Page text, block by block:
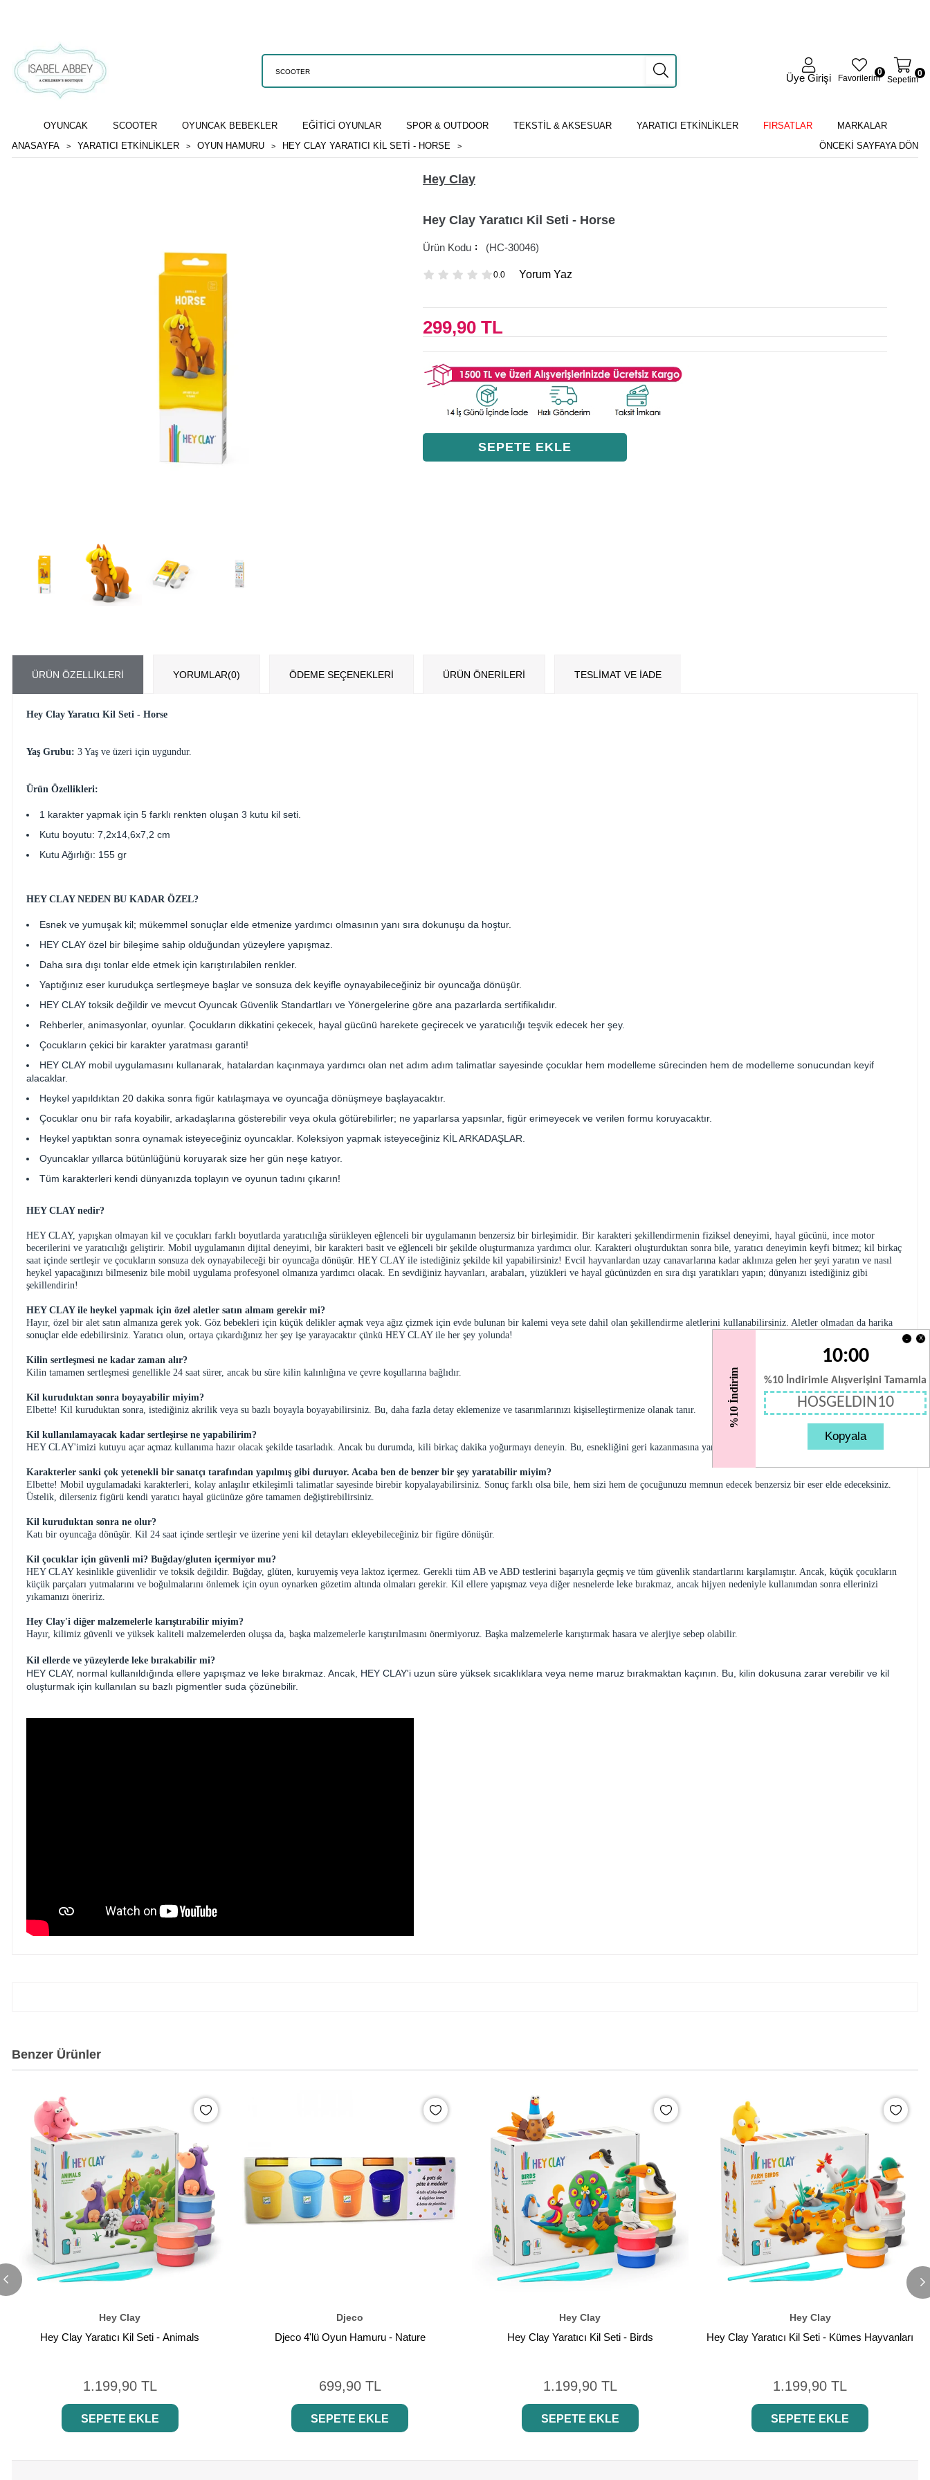
%10 İndirim
10:00
%10 İndirimle Alışverişini Tamamla
HOSGELDIN10
Kopyala
X
-
Üye Girişi Favorilerim
0
Sepetim
0
OYUNCAK SCOOTER OYUNCAK BEBEKLER EĞİTİCİ OYUNLAR SPOR & OUTDOOR TEKSTİL & AKSESUAR YARATICI ETKİNLİKLER FIRSATLAR
MARKALAR
ANASAYFA
YARATICI ETKİNLİKLER OYUN HAMURU HEY CLAY YARATICI KIL SETI - HORSE ÖNCEKI SAYFAYA DÖN
Hey Clay
Hey Clay Yaratıcı Kil Seti - Horse
(HC-30046)
0.0 Yorum Yaz
299,90 TL
ÜRÜN ÖZELLIKLERI YORUMLAR(0) ÖDEME SEÇENEKLERI ÜRÜN ÖNERILERI TESLİMAT VE İADE
Hey Clay Yaratıcı Kil Seti - Horse
Yaş Grubu: 3 Yaş ve üzeri için uygundur.
Ürün Özellikleri:
1 karakter yapmak için 5 farklı renkten oluşan 3 kutu kil seti.
Kutu boyutu: 7,2x14,6x7,2 cm
Kutu Ağırlığı: 155 gr
HEY CLAY NEDEN BU KADAR ÖZEL?
Esnek ve yumuşak kil; mükemmel sonuçlar elde etmenize yardımcı olmasının yanı sıra dokunuşu da hoştur.
HEY CLAY özel bir bileşime sahip olduğundan yüzeylere yapışmaz.
Daha sıra dışı tonlar elde etmek için karıştırılabilen renkler.
Yaptığınız eser kurudukça sertleşmeye başlar ve sonsuza dek keyifle oynayabileceğiniz bir oyuncağa dönüşür.
HEY CLAY toksik değildir ve mevcut Oyuncak Güvenlik Standartları ve Yönergelerine göre ana pazarlarda sertifikalıdır.
Rehberler, animasyonlar, oyunlar. Çocukların dikkatini çekecek, hayal gücünü harekete geçirecek ve yaratıcılığı teşvik edecek her şey.
Çocukların çekici bir karakter yaratması garanti!
HEY CLAY mobil uygulamasını kullanarak, hatalardan kaçınmaya yardımcı olan net adım adım talimatlar sayesinde çocuklar hem modelleme sürecinden hem de modelleme sonucundan keyif
alacaklar.
Heykel yapıldıktan 20 dakika sonra figür katılaşmaya ve oyuncağa dönüşmeye başlayacaktır.
Çocuklar onu bir rafa koyabilir, arkadaşlarına gösterebilir veya okula götürebilirler; ne yaparlarsa yapsınlar, figür erimeyecek ve verilen formu koruyacaktır.
Heykel yaptıktan sonra oynamak isteyeceğiniz oyuncaklar. Koleksiyon yapmak isteyeceğiniz KİL ARKADAŞLAR.
Oyuncaklar yıllarca bütünlüğünü koruyarak size her gün neşe katıyor.
Tüm karakterleri kendi dünyanızda toplayın ve oyunun tadını çıkarın!
HEY CLAY nedir?
HEY CLAY, yapışkan olmayan kil ve çocukları farklı boyutlarda yaratıcılığa sürükleyen eğlenceli bir uygulamanın benzersiz bir birleşimidir. Bir karakteri şekillendirmenin fiziksel deneyimi, hayal gücünü, ince motor
becerilerini ve yaratıcılığı geliştirir. Mobil uygulamanın dijital deneyimi, bir karakteri basit ve eğlenceli bir şekilde oluşturmanıza yardımcı olur. Karakteri oluşturduktan sonra bile, yaratıcı deneyimin keyfi bitmez; kil birkaç
saat içinde sertleşir ve çocukların sonsuza dek oynayabileceği bir oyuncağa dönüşür. HEY CLAY ile istediğiniz şekilde kil yapabilirsiniz! Evcil hayvanlardan uzay canavarlarına kadar aklınıza gelen her şeyi yaratın ve nasıl
heykel yapacağınızı bilmeseniz bile mobil uygulama profesyonel olmanıza yardımcı olacak. En sevdiğiniz hayvanları, arabaları, yüzükleri ve hayal gücünüzden en sıra dışı yaratıkları yapın; dünyanızı istediğiniz gibi
şekillendirin!
HEY CLAY ile heykel yapmak için özel aletler satın almam gerekir mi?
Hayır, özel bir alet satın almanıza gerek yok. Göz bebekleri için küçük delikler açmak veya ağız çizmek için evde bulunan bir kalemi veya sete dahil olan şekillendirme aletlerini kullanabilirsiniz. Aletler olmadan da harika
sonuçlar elde edebilirsiniz. Yaratıcı olun, ortaya çıkardığınız her şey işe yarayacaktır çünkü HEY CLAY ile her şey yolunda!
Kilin sertleşmesi ne kadar zaman alır?
Kilin tamamen sertleşmesi genellikle 24 saat sürer, ancak bu süre kilin kalınlığına ve çevre koşullarına bağlıdır.
Kil kuruduktan sonra boyayabilir miyim?
Elbette! Kil kuruduktan sonra, istediğiniz akrilik veya su bazlı boyayla boyayabilirsiniz. Bu, daha fazla detay eklemenize ve tasarımlarınızı kişiselleştirmenize olanak tanır.
Kil kullanılamayacak kadar sertleşirse ne yapabilirim?
HEY CLAY'imizi kutuyu açar açmaz kullanıma hazır olacak şekilde tasarladık. Ancak bu durumda, kili birkaç dakika yoğurmayı deneyin. Bu, esnekliğini geri kazanmasına yardımcı olacaktır.
Karakterler sanki çok yetenekli bir sanatçı tarafından yapılmış gibi duruyor. Acaba ben de benzer bir şey yaratabilir miyim?
Elbette! Mobil uygulamadaki karakterleri, kolay anlaşılır etkileşimli talimatlar sayesinde birebir kopyalayabilirsiniz. Sonuç farklı olsa bile, hem sizi hem de çocuğunuzu memnun edecek benzersiz bir eser elde edeceksiniz.
Üstelik, dilerseniz figürü kendi yaratıcı hayal gücünüze göre tamamen değiştirebilirsiniz.
Kil kuruduktan sonra ne olur?
Katı bir oyuncağa dönüşür. Kil 24 saat içinde sertleşir ve üzerine yeni kil detayları ekleyebileceğiniz bir figüre dönüşür.
Kil çocuklar için güvenli mi? Buğday/gluten içermiyor mu?
HEY CLAY kesinlikle güvenlidir ve toksik değildir. Buğday, glüten, kuruyemiş veya laktoz içermez. Gerekli tüm AB ve ABD testlerini başarıyla geçmiş ve tüm güvenlik standartlarını karşılamıştır. Ancak, küçük çocukların
küçük parçaları yutmalarını ve boğulmalarını önlemek için oyun oynarken gözetim altında olmaları gerekir. Kil ellere yapışmaz veya diğer nesnelerde leke bırakmaz, ancak hijyen nedeniyle kullanımdan sonra ellerinizi
yıkamanızı öneririz.
Hey Clay'i diğer malzemelerle karıştırabilir miyim?
Hayır, kilimiz güvenli ve yüksek kaliteli malzemelerden oluşsa da, başka malzemelerle karıştırılmasını önermiyoruz. Başka malzemelerle karıştırmak hasara ve alerjiye sebep olabilir.
Kil ellerde ve yüzeylerde leke bırakabilir mi?
HEY CLAY, normal kullanıldığında ellere yapışmaz ve leke bırakmaz. Ancak, HEY CLAY'i uzun süre yüksek sıcaklıklara veya neme maruz bırakmaktan kaçının. Bu, kilin dokusuna zarar verebilir ve kil
oluşturmak için kullanılan su bazlı pigmentler suda çözünebilir.
Benzer Ürünler
Hey Clay
Hey Clay Yaratıcı Kil Seti - Animals
1.199,90 TL
SEPETE EKLE
Djeco
Djeco 4'lü Oyun Hamuru - Nature
699,90 TL
SEPETE EKLE
Hey Clay
Hey Clay Yaratıcı Kil Seti - Birds
1.199,90 TL
SEPETE EKLE
Hey Clay
Hey Clay Yaratıcı Kil Seti - Kümes Hayvanları
1.199,90 TL
SEPETE EKLE